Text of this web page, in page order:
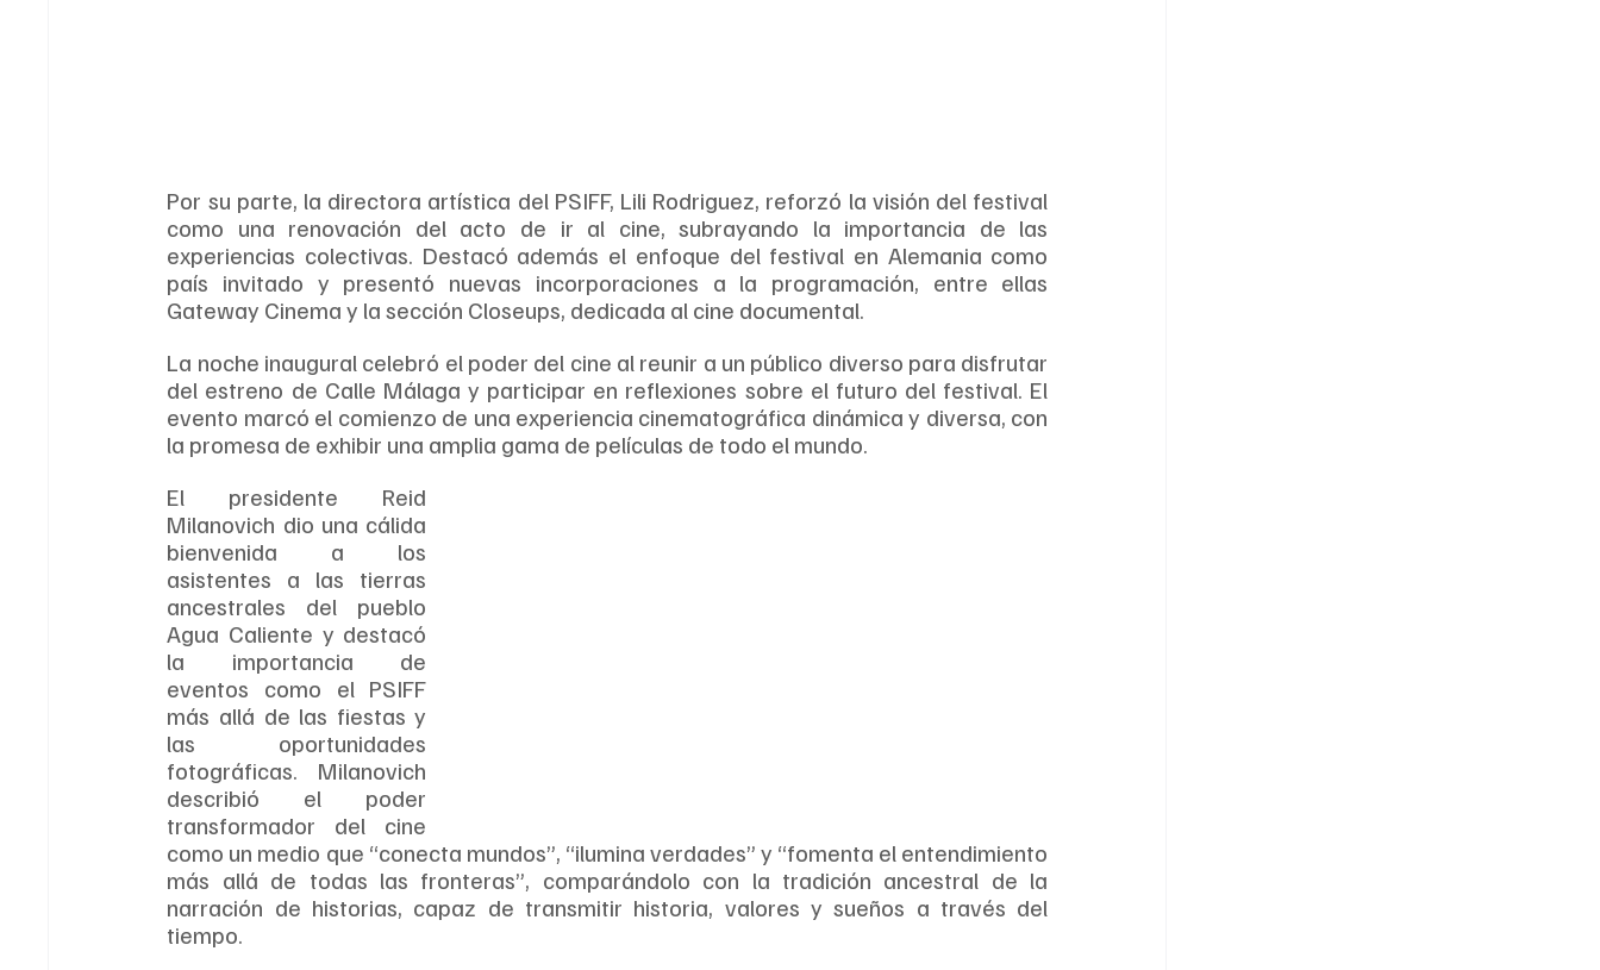
Por su parte, la directora artística del PSIFF, Lili Rodriguez, reforzó la visión del festival
como una renovación del acto de ir al cine, subrayando la importancia de las
experiencias colectivas. Destacó además el enfoque del festival en Alemania como
país invitado y presentó nuevas incorporaciones a la programación, entre ellas
Gateway Cinema y la sección Closeups, dedicada al cine documental.
La noche inaugural celebró el poder del cine al reunir a un público diverso para disfrutar
del estreno de Calle Málaga y participar en reflexiones sobre el futuro del festival. El
evento marcó el comienzo de una experiencia cinematográfica dinámica y diversa, con
la promesa de exhibir una amplia gama de películas de todo el mundo.
El presidente Reid
Milanovich dio una cálida
bienvenida a los
asistentes a las tierras
ancestrales del pueblo
Agua Caliente y destacó
la importancia de
eventos como el PSIFF
más allá de las fiestas y
las oportunidades
fotográficas. Milanovich
describió el poder
transformador del cine
como un medio que “conecta mundos”, “ilumina verdades” y “fomenta el entendimiento
más allá de todas las fronteras”, comparándolo con la tradición ancestral de la
narración de historias, capaz de transmitir historia, valores y sueños a través del
tiempo.